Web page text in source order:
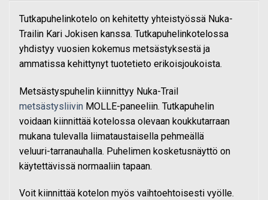
Tutkapuhelinkotelo on kehitetty yhteistyössä Nuka-
Trailin Kari Jokisen kanssa. Tutkapuhelinkotelossa
yhdistyy vuosien kokemus metsästyksestä ja
ammatissa kehittynyt tuotetieto erikoisjoukoista.
Metsästyspuhelin kiinnittyy Nuka-Trail
metsästysliivin MOLLE-paneeliin. Tutkapuhelin
voidaan kiinnittää kotelossa olevaan koukkutarraan
mukana tulevalla liimataustaisella pehmeällä
veluuri-tarranauhalla. Puhelimen kosketusnäyttö on
käytettävissä normaaliin tapaan.
Voit kiinnittää kotelon myös vaihtoehtoisesti vyölle.